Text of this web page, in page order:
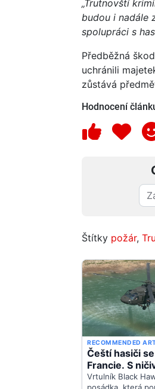
„Trutnovští
budou i nadále
spolupráci s
Předběžná
uchránili
zůstává
Hodnocení
Štítky požár,